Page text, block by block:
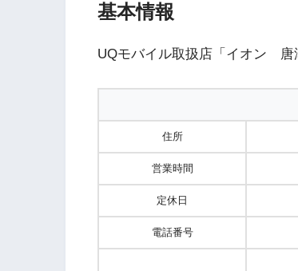
基本情報
UQモバイル取扱店「イオン 唐
住所
営業時間
定休日
電話番号